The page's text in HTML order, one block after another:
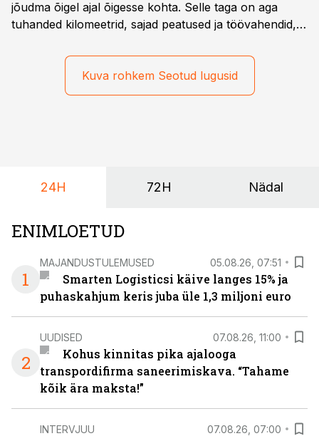
jõudma õigel ajal õigesse kohta. Selle taga on aga
tuhanded kilomeetrid, sajad peatused ja töövahendid,
on DHL usaldanud Mercedes-Benzi tarbesõidukeid
juba enam kui kümme aastat ning koostöö Vehoga on
selle aja jooksul kujunenud oluliseks osaks ettevõtte
Kuva rohkem Seotud lugusid
24H 72H Nädal
ENIMLOETUD
1
MAJANDUSTULEMUSED 05.08.26, 07:51
Smarten Logisticsi käive langes 15% ja
puhaskahjum keris juba üle 1,3 miljoni euro
2
UUDISED 07.08.26, 11:00
Kohus kinnitas pika ajalooga
transpordifirma saneerimiskava. “Tahame
kõik ära maksta!”
INTERVJUU 07.08.26, 07:00